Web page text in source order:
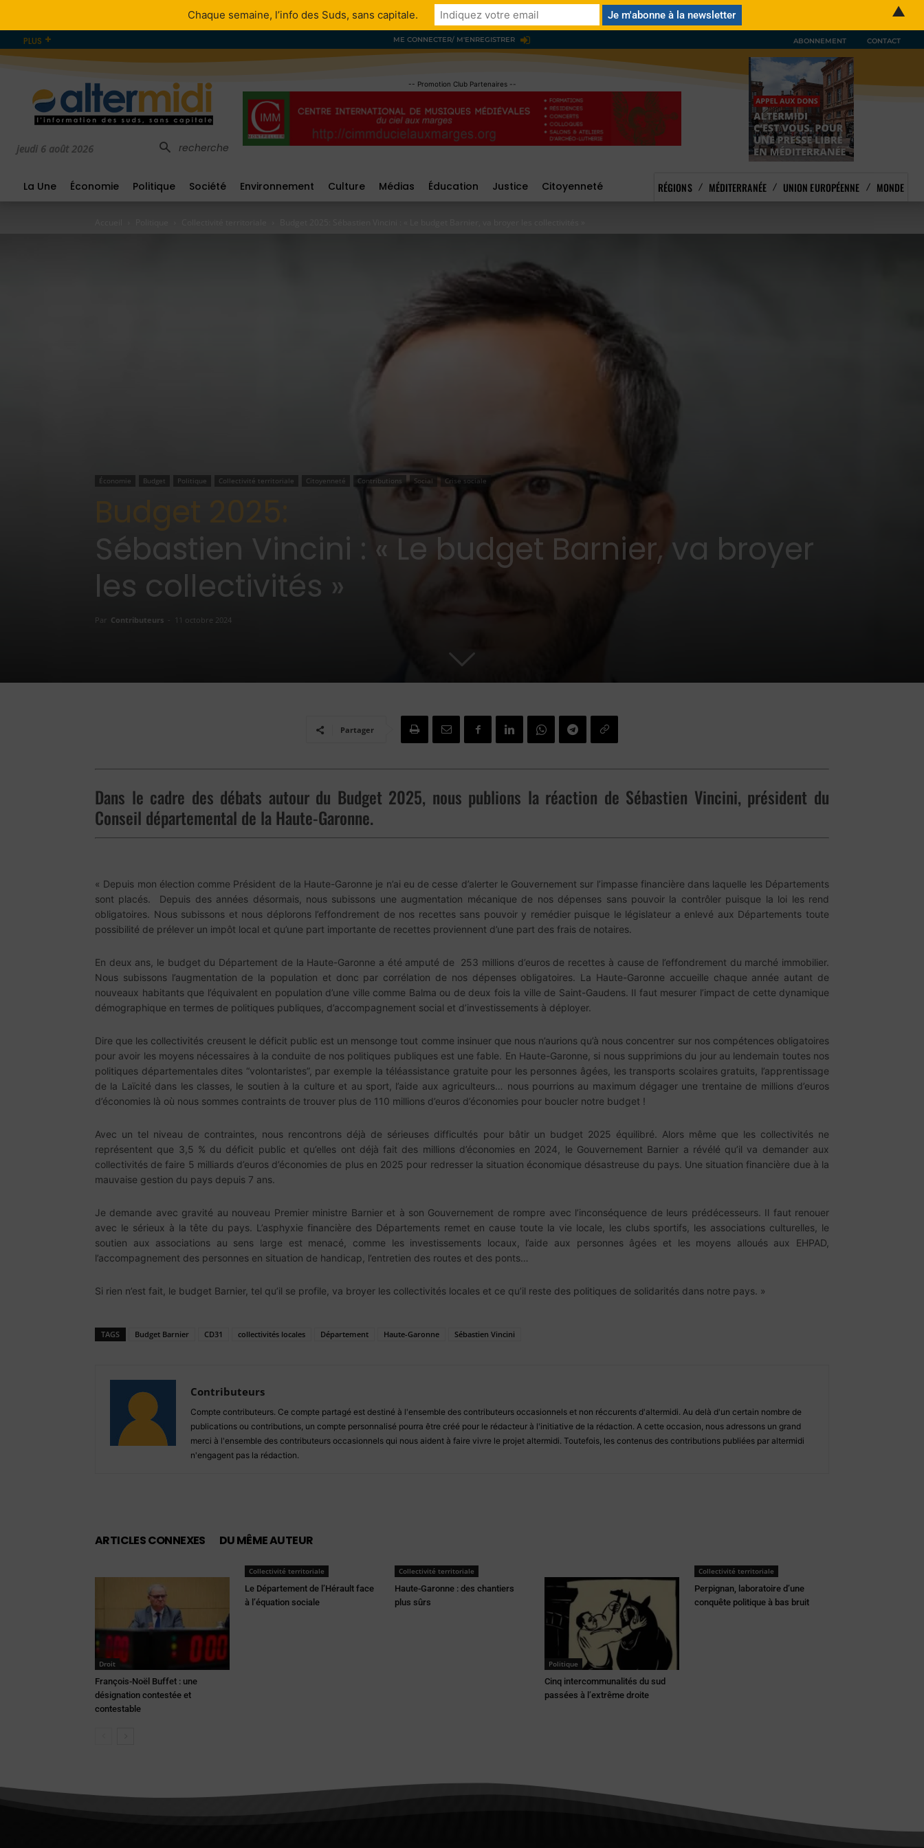
PLUS ME CONNECTER/ M'ENREGISTRER ABONNEMENT CONTACT
jeudi 6 août 2026 recherche
-- Promotion Club Partenaires --
La Une Économie Politique Société Environnement Culture Médias Éducation Justice Citoyenneté RÉGIONS MÉDITERRANÉE UNION EUROPÉENNE MONDE
Économie Budget Politique Collectivité territoriale Citoyenneté Contributions Social Crise sociale
Budget 2025:
Sébastien Vincini : « Le budget Barnier, va broyer
les collectivités »
Par Contributeurs - 11 octobre 2024
Partager
Dans le cadre des débats autour du Budget 2025, nous publions la réaction de Sébastien Vincini, président du
Conseil départemental de la Haute-Garonne.
« Depuis mon élection comme Président de la Haute-Garonne je n’ai eu de cesse d’alerter le Gouvernement sur l’impasse financière dans laquelle les Départements
sont placés. Depuis des années désormais, nous subissons une augmentation mécanique de nos dépenses sans pouvoir la contrôler puisque la loi les rend
obligatoires. Nous subissons et nous déplorons l’effondrement de nos recettes sans pouvoir y remédier puisque le législateur a enlevé aux Départements toute
possibilité de prélever un impôt local et qu’une part importante de recettes proviennent d’une part des frais de notaires.
En deux ans, le budget du Département de la Haute-Garonne a été amputé de 253 millions d’euros de recettes à cause de l’effondrement du marché immobilier.
Nous subissons l’augmentation de la population et donc par corrélation de nos dépenses obligatoires. La Haute-Garonne accueille chaque année autant de
nouveaux habitants que l’équivalent en population d’une ville comme Balma ou de deux fois la ville de Saint-Gaudens. Il faut mesurer l’impact de cette dynamique
démographique en termes de politiques publiques, d’accompagnement social et d’investissements à déployer.
Dire que les collectivités creusent le déficit public est un mensonge tout comme insinuer que nous n’aurions qu’à nous concentrer sur nos compétences obligatoires
pour avoir les moyens nécessaires à la conduite de nos politiques publiques est une fable. En Haute-Garonne, si nous supprimions du jour au lendemain toutes nos
politiques départementales dites “volontaristes”, par exemple la téléassistance gratuite pour les personnes âgées, les transports scolaires gratuits, l’apprentissage
de la Laïcité dans les classes, le soutien à la culture et au sport, l’aide aux agriculteurs… nous pourrions au maximum dégager une trentaine de millions d’euros
d’économies là où nous sommes contraints de trouver plus de 110 millions d’euros d’économies pour boucler notre budget !
Avec un tel niveau de contraintes, nous rencontrons déjà de sérieuses difficultés pour bâtir un budget 2025 équilibré. Alors même que les collectivités ne
représentent que 3,5 % du déficit public et qu’elles ont déjà fait des millions d’économies en 2024, le Gouvernement Barnier a révélé qu’il va demander aux
collectivités de faire 5 milliards d’euros d’économies de plus en 2025 pour redresser la situation économique désastreuse du pays. Une situation financière due à la
mauvaise gestion du pays depuis 7 ans.
Je demande avec gravité au nouveau Premier ministre Barnier et à son Gouvernement de rompre avec l’inconséquence de leurs prédécesseurs. Il faut renouer
avec le sérieux à la tête du pays. L’asphyxie financière des Départements remet en cause toute la vie locale, les clubs sportifs, les associations culturelles, le
soutien aux associations au sens large est menacé, comme les investissements locaux, l’aide aux personnes âgées et les moyens alloués aux EHPAD,
l’accompagnement des personnes en situation de handicap, l’entretien des routes et des ponts…
Si rien n’est fait, le budget Barnier, tel qu’il se profile, va broyer les collectivités locales et ce qu’il reste des politiques de solidarités dans notre pays. »
TAGS Budget Barnier CD31 collectivités locales Département Haute-Garonne Sébastien Vincini
Contributeurs
Compte contributeurs. Ce compte partagé est destiné à l'ensemble des contributeurs occasionnels et non réccurents d'altermidi. Au delà d'un certain nombre de
publications ou contributions, un compte personnalisé pourra être créé pour le rédacteur à l'initiative de la rédaction. A cette occasion, nous adressons un grand
merci à l'ensemble des contributeurs occasionnels qui nous aident à faire vivre le projet altermidi. Toutefois, les contenus des contributions publiées par altermidi
n'engagent pas la rédaction.
ARTICLES CONNEXES DU MÊME AUTEUR
Droit
François-Noël Buffet : une
désignation contestée et
contestable
Collectivité territoriale
Le Département de l’Hérault face
à l’équation sociale
Collectivité territoriale
Haute-Garonne : des chantiers
plus sûrs
Politique
Cinq intercommunalités du sud
passées à l’extrême droite
Collectivité territoriale
Perpignan, laboratoire d’une
conquête politique à bas bruit
Chaque semaine, l’info des Suds, sans capitale. ▲